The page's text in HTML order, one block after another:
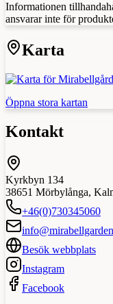
Informationen
ansvarar inte för
Karta
Öppna stora kartan
Kontakt
Kyrkbyn 134
38651 Mörbylånga,
+46(0)730345060
Besök webbplats
Instagram
Facebook